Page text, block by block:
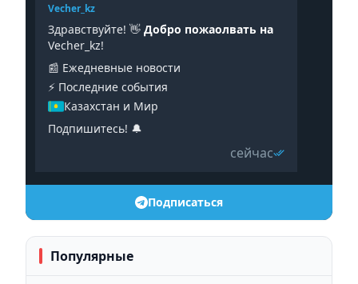
Vecher_kz
Здравствуйте! 👋 Добро пожаолвать на
Vecher_kz!
📰 Ежедневные новости
⚡️ Последние события
Казахстан и Мир
Подпишитесь! 🔔
сейчас
Подписаться
Популярные